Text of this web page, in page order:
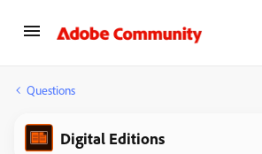
Questions
Digital Editions